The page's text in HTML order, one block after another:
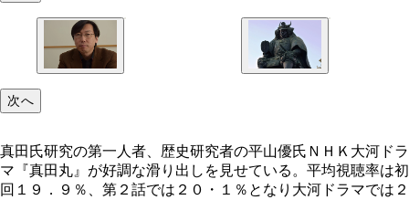
だった。
次へ
真田氏研究の第一人者、歴史研究者の平山優氏ＮＨＫ大河ドラ
マ『真田丸』が好調な滑り出しを見せている。平均視聴率は初
回１９．９％、第２話では２０・１％となり大河ドラマでは２